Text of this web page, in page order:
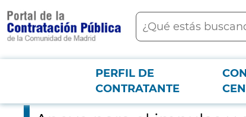
contenido
principal
Buscar
Menú PCON
PERFIL DE
CONTRATANTE
Apoyo para el impulso y desarrollo operativo del Plan